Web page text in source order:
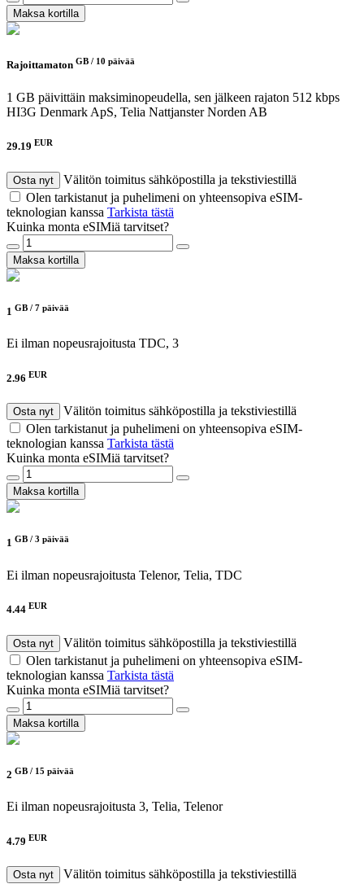
Maksa kortilla
Rajoittamaton GB / 10 päivää
1 GB päivittäin maksiminopeudella, sen jälkeen rajaton 512 kbps
HI3G Denmark ApS, Telia Nattjanster Norden AB
29.19 EUR
Osta nyt
Välitön toimitus sähköpostilla ja tekstiviestillä
Olen tarkistanut ja puhelimeni on yhteensopiva eSIM-
teknologian kanssa Tarkista tästä
Kuinka monta eSIMiä tarvitset?
Maksa kortilla
1 GB / 7 päivää
Ei ilman nopeusrajoitusta TDC, 3
2.96 EUR
Osta nyt
Välitön toimitus sähköpostilla ja tekstiviestillä
Olen tarkistanut ja puhelimeni on yhteensopiva eSIM-
teknologian kanssa Tarkista tästä
Kuinka monta eSIMiä tarvitset?
Maksa kortilla
1 GB / 3 päivää
Ei ilman nopeusrajoitusta Telenor, Telia, TDC
4.44 EUR
Osta nyt
Välitön toimitus sähköpostilla ja tekstiviestillä
Olen tarkistanut ja puhelimeni on yhteensopiva eSIM-
teknologian kanssa Tarkista tästä
Kuinka monta eSIMiä tarvitset?
Maksa kortilla
2 GB / 15 päivää
Ei ilman nopeusrajoitusta 3, Telia, Telenor
4.79 EUR
Osta nyt
Välitön toimitus sähköpostilla ja tekstiviestillä